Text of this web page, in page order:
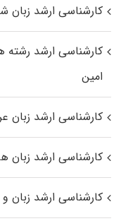
کارشناسی ارشد زبان
کارشناسی ارشد
اﻣﻴﻦ
کارشناسی ارشد زبان
کارشناسی ارشد زبان‌
کارشناسی ارشد زبان و